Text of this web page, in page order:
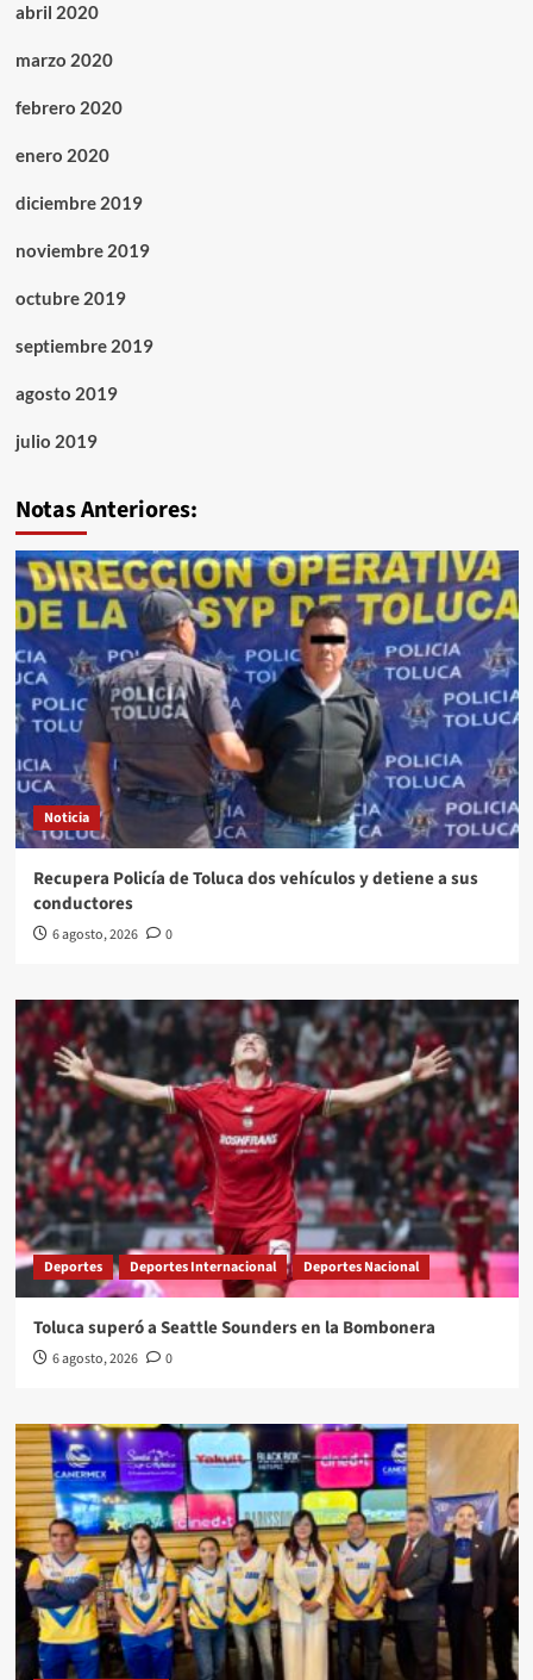
abril 2020
marzo 2020
febrero 2020
enero 2020
diciembre 2019
noviembre 2019
octubre 2019
septiembre 2019
agosto 2019
julio 2019
Notas Anteriores:
Noticia
Recupera Policía de Toluca dos vehículos y detiene a sus
conductores
6 agosto, 2026 0
Deportes Deportes Internacional Deportes Nacional
Toluca superó a Seattle Sounders en la Bombonera
6 agosto, 2026 0